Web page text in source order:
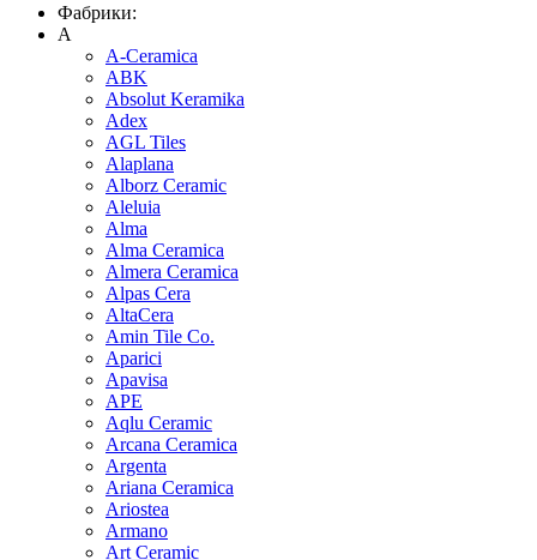
Фабрики:
A
A-Ceramica
ABK
Absolut Keramika
Adex
AGL Tiles
Alaplana
Alborz Ceramic
Aleluia
Alma
Alma Ceramica
Almera Ceramica
Alpas Cera
AltaCera
Amin Tile Co.
Aparici
Apavisa
APE
Aqlu Ceramic
Arcana Ceramica
Argenta
Ariana Ceramica
Ariostea
Armano
Art Ceramic